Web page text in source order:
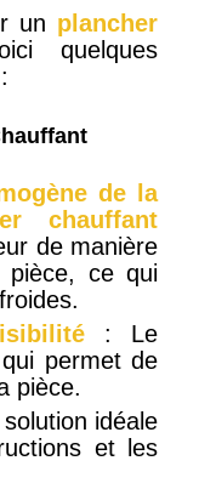
un plancher
quelques
de la
chauffant
de manière
pièce, ce qui
: Le
permet de
pièce.
idéale
et les